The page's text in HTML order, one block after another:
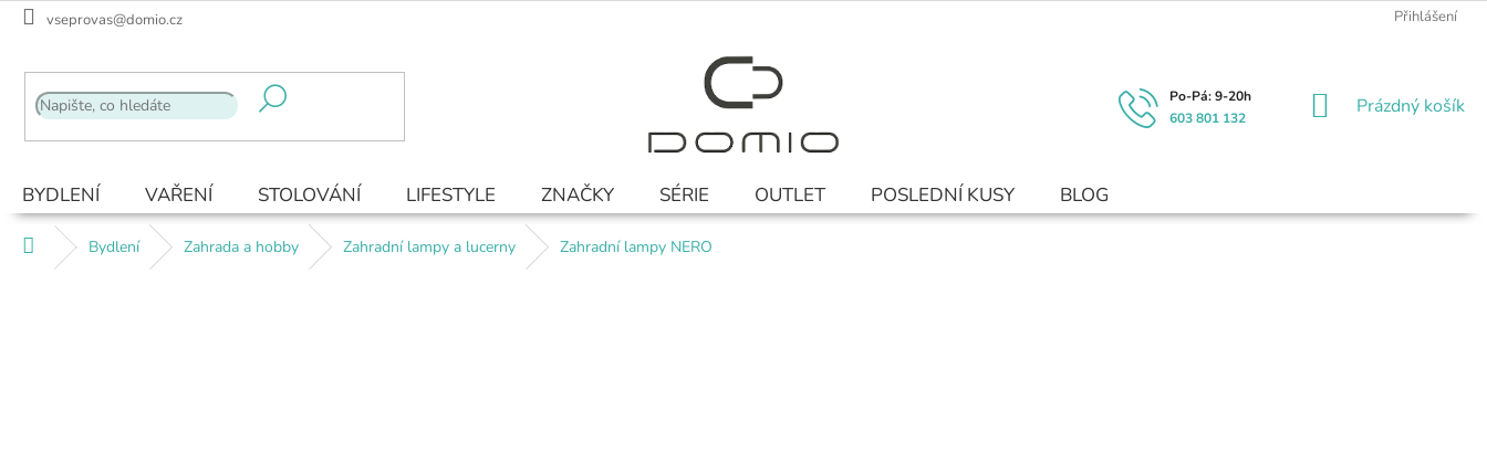
Přejít
vseprovas@domio.cz Přihlášení
603 801 132
NÁKUPNÍ
Prázdný košík
BYDLENÍ VAŘENÍ STOLOVÁNÍ LIFESTYLE ZNAČKY SÉRIE OUTLET POSLEDNÍ KUSY BLOG
Domů Bydlení Zahrada a hobby Zahradní lampy a lucerny Zahradní lampy NERO